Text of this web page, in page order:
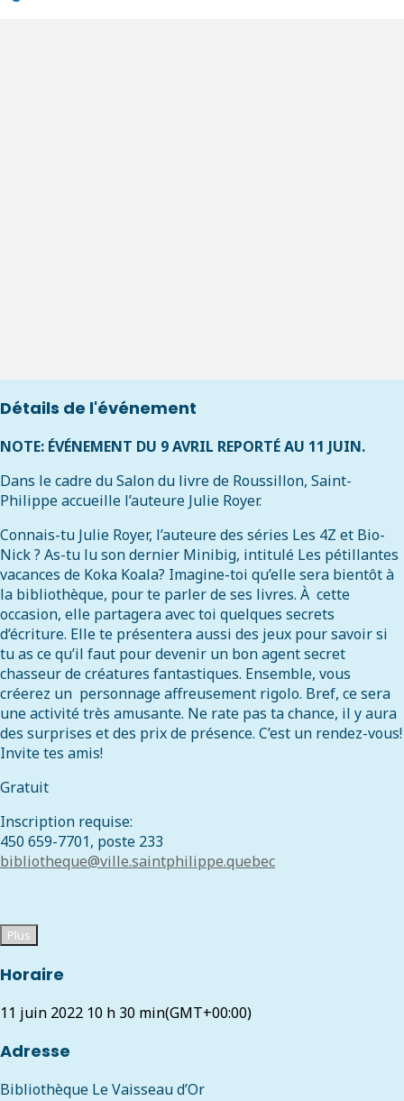
Détails de l'événement
NOTE: ÉVÉNEMENT DU 9 AVRIL REPORTÉ AU 11 JUIN.
Dans le cadre du Salon du livre de Roussillon, Saint-
Philippe accueille l’auteure Julie Royer.
Connais-tu Julie Royer, l’auteure des séries Les 4Z et Bio-
Nick ? As-tu lu son dernier Minibig, intitulé Les pétillantes
vacances de Koka Koala? Imagine-toi qu’elle sera bientôt à
la bibliothèque, pour te parler de ses livres. À cette
occasion, elle partagera avec toi quelques secrets
d’écriture. Elle te présentera aussi des jeux pour savoir si
tu as ce qu’il faut pour devenir un bon agent secret
chasseur de créatures fantastiques. Ensemble, vous
créerez un personnage affreusement rigolo. Bref, ce sera
une activité très amusante. Ne rate pas ta chance, il y aura
des surprises et des prix de présence. C’est un rendez-vous!
Invite tes amis!
Gratuit
Inscription requise:
450 659-7701, poste 233
bibliotheque@ville.saintphilippe.quebec
Plus
Horaire
11 juin 2022 10 h 30 min(GMT+00:00)
Adresse
Bibliothèque Le Vaisseau d’Or